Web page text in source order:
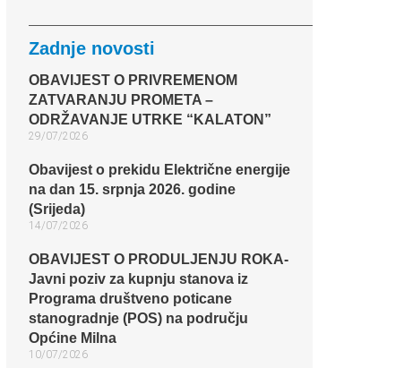
Zadnje novosti
OBAVIJEST O PRIVREMENOM
ZATVARANJU PROMETA –
ODRŽAVANJE UTRKE “KALATON”
29/07/2026
Obavijest o prekidu Električne energije
na dan 15. srpnja 2026. godine
(Srijeda)
14/07/2026
OBAVIJEST O PRODULJENJU ROKA-
Javni poziv za kupnju stanova iz
Programa društveno poticane
stanogradnje (POS) na području
Općine Milna
10/07/2026